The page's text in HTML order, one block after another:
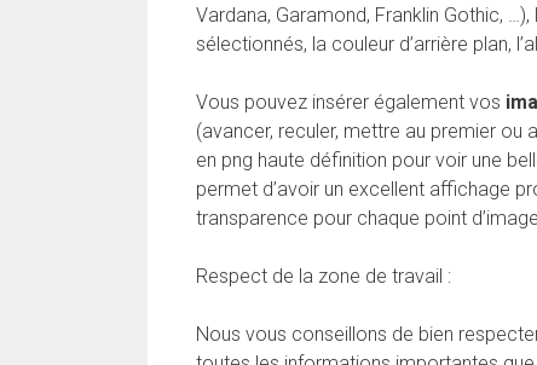
Vardana, Garamond, Franklin Gothic,
sélectionnés, la couleur d’arrière plan,
Vous pouvez insérer également vos
(avancer, reculer, mettre au premier ou
en png haute définition pour voir une
permet d’avoir un excellent affichage
transparence pour chaque point
Respect de la zone de travail :
Nous vous conseillons de bien